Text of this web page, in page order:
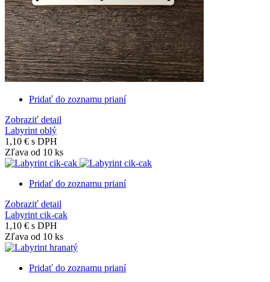
Pridať do zoznamu prianí
Zobraziť detail
Labyrint oblý
1,10 € s DPH
Zľava od 10 ks
Pridať do zoznamu prianí
Zobraziť detail
Labyrint cik-cak
1,10 € s DPH
Zľava od 10 ks
Pridať do zoznamu prianí